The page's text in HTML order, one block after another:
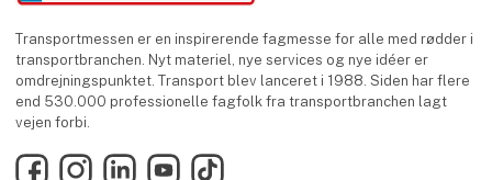
Transportmessen er en inspirerende fagmesse for alle med rødder i
transportbranchen. Nyt materiel, nye services og nye idéer er
omdrejningspunktet. Transport blev lanceret i 1988. Siden har flere
end 530.000 professionelle fagfolk fra transportbranchen lagt
vejen forbi.
FacebookInstagramLinkedInYouTubeTikTok